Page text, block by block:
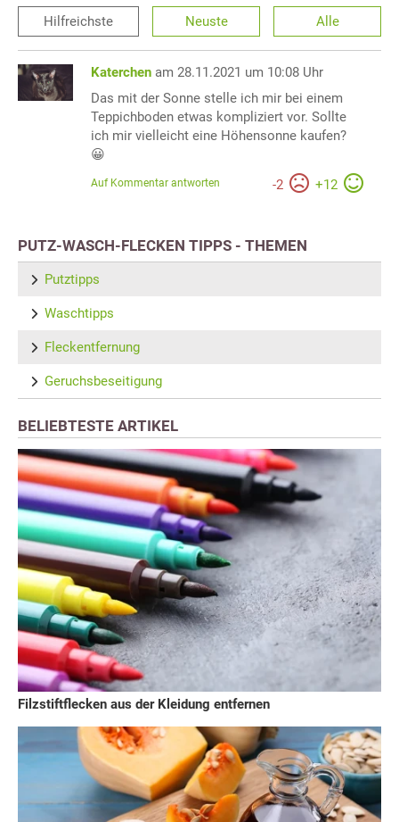
Hilfreichste Neuste Alle
Katerchen am 28.11.2021 um 10:08 Uhr
Das mit der Sonne stelle ich mir bei einem
Teppichboden etwas kompliziert vor. Sollte
ich mir vielleicht eine Höhensonne kaufen?
😀
-2 +12
Auf Kommentar antworten
PUTZ-WASCH-FLECKEN TIPPS - THEMEN
Putztipps
Waschtipps
Fleckentfernung
Geruchsbeseitigung
BELIEBTESTE ARTIKEL
Filzstiftflecken aus der Kleidung entfernen